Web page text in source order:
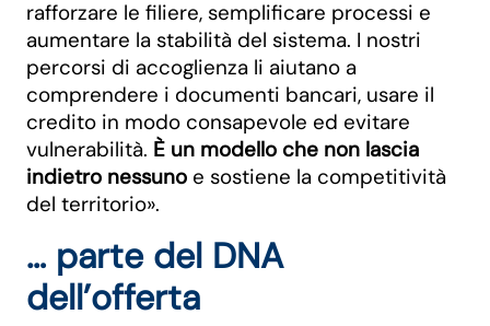
rafforzare le filiere, semplificare processi e
aumentare la stabilità del sistema. I nostri
percorsi di accoglienza li aiutano a
comprendere i documenti bancari, usare il
credito in modo consapevole ed evitare
vulnerabilità. È un modello che non lascia
indietro nessuno e sostiene la competitività
del territorio».
… parte del DNA
dell’offerta